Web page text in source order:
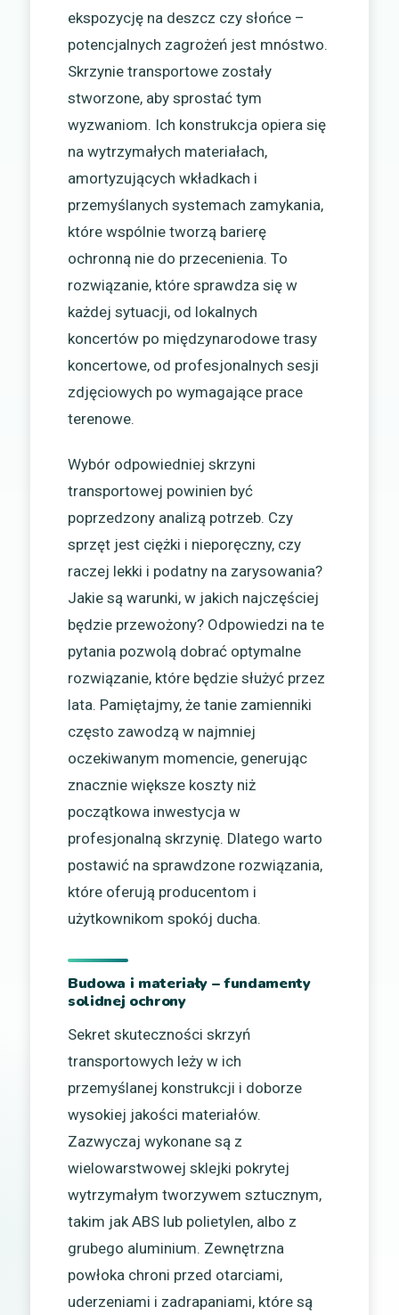
ekspozycję na deszcz czy słońce –
potencjalnych zagrożeń jest mnóstwo.
Skrzynie transportowe zostały
stworzone, aby sprostać tym
wyzwaniom. Ich konstrukcja opiera się
na wytrzymałych materiałach,
amortyzujących wkładkach i
przemyślanych systemach zamykania,
które wspólnie tworzą barierę
ochronną nie do przecenienia. To
rozwiązanie, które sprawdza się w
każdej sytuacji, od lokalnych
koncertów po międzynarodowe trasy
koncertowe, od profesjonalnych sesji
zdjęciowych po wymagające prace
terenowe.
Wybór odpowiedniej skrzyni
transportowej powinien być
poprzedzony analizą potrzeb. Czy
sprzęt jest ciężki i nieporęczny, czy
raczej lekki i podatny na zarysowania?
Jakie są warunki, w jakich najczęściej
będzie przewożony? Odpowiedzi na te
pytania pozwolą dobrać optymalne
rozwiązanie, które będzie służyć przez
lata. Pamiętajmy, że tanie zamienniki
często zawodzą w najmniej
oczekiwanym momencie, generując
znacznie większe koszty niż
początkowa inwestycja w
profesjonalną skrzynię. Dlatego warto
postawić na sprawdzone rozwiązania,
które oferują producentom i
użytkownikom spokój ducha.
Budowa i materiały – fundamenty
solidnej ochrony
Sekret skuteczności skrzyń
transportowych leży w ich
przemyślanej konstrukcji i doborze
wysokiej jakości materiałów.
Zazwyczaj wykonane są z
wielowarstwowej sklejki pokrytej
wytrzymałym tworzywem sztucznym,
takim jak ABS lub polietylen, albo z
grubego aluminium. Zewnętrzna
powłoka chroni przed otarciami,
uderzeniami i zadrapaniami, które są